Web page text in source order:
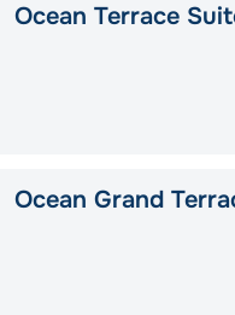
Ocean Terrace
Ocean Grand